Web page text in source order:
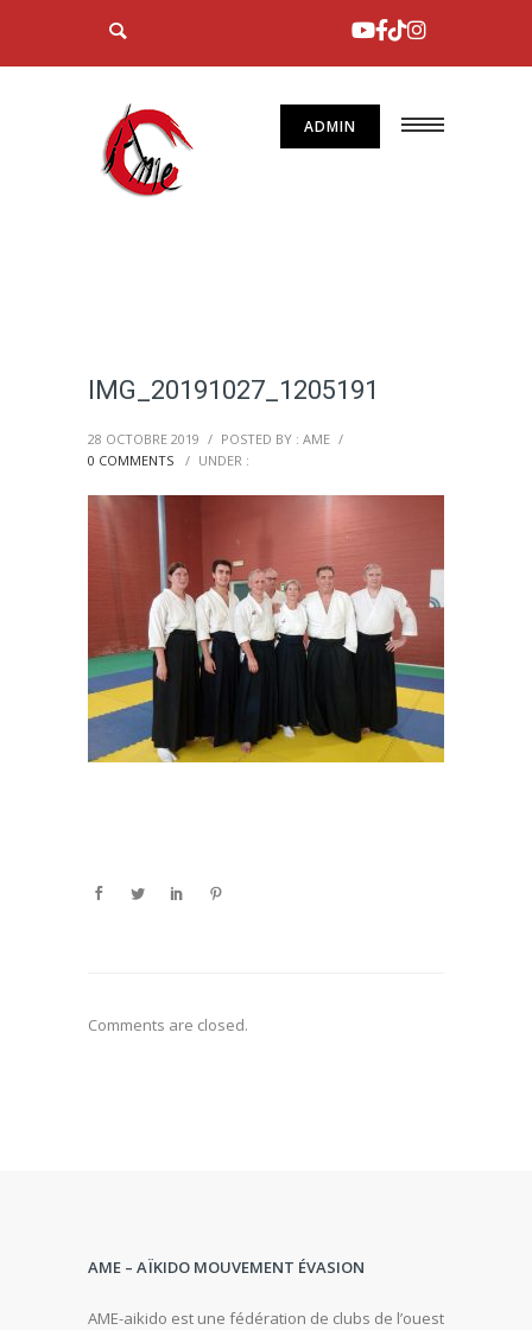
ADMIN
IMG_20191027_1205191
28 OCTOBRE 2019 / POSTED BY : AME /
0 COMMENTS
/ UNDER :
Comments are closed.
AME – AÏKIDO MOUVEMENT ÉVASION
AME-aikido est une fédération de clubs de l’ouest